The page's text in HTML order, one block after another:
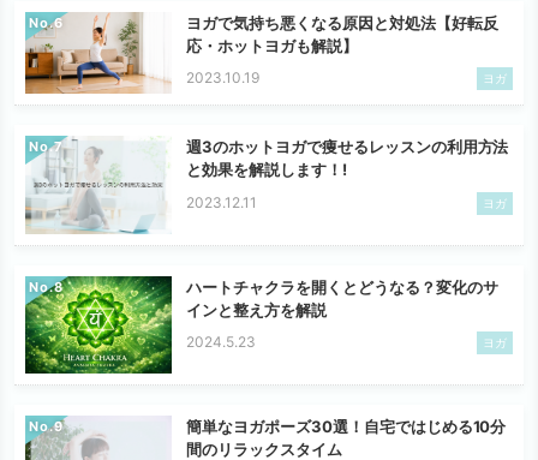
No.
ヨガで気持ち悪くなる原因と対処法【好転反
応・ホットヨガも解説】
2023.10.19 ヨガ
No.
週3のホットヨガで痩せるレッスンの利用方法
と効果を解説します！!
2023.12.11 ヨガ
No.
ハートチャクラを開くとどうなる？変化のサ
インと整え方を解説
2024.5.23 ヨガ
No.
簡単なヨガポーズ30選！自宅ではじめる10分
間のリラックスタイム